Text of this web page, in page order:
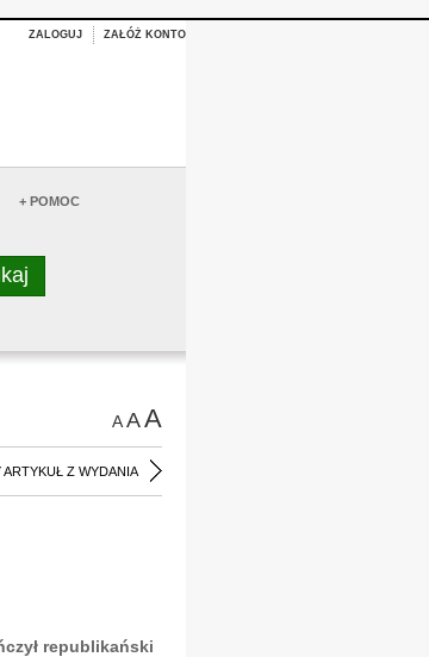
ZALOGUJ ZAŁÓŻ KONTO
+ POMOC
AAA
ARTYKUŁ Z WYDANIA
republikański